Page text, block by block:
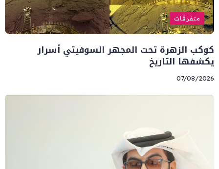
متفرقات
كوكب الزهرة تحت المجهر السوفيتي أسرار
يكشفها التاريخ
07/08/2026